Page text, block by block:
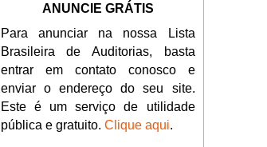
ANUNCIE GRÁTIS
Para anunciar na nossa Lista
Brasileira de Auditorias, basta
entrar em contato conosco e
enviar o endereço do seu site.
Este é um serviço de utilidade
pública e gratuito. Clique aqui.